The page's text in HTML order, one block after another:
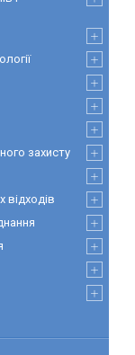
захисту
відходів